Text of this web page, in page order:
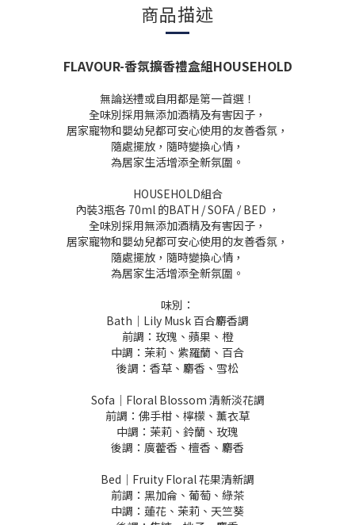
商品描述
FLAVOUR-香氛擴香禮盒組HOUSEHOLD
無論送禮或自用都是第一首選！
全味別採用無添加酒精及有害因子，
居家寵物和嬰幼兒都可安心使用的友善香氛，
隨處擺放，隨時變換心情，
為居家生活增添全新氛圍。
HOUSEHOLD組合
內裝3瓶各 70ml 的BATH / SOFA / BED ，
全味別採用無添加酒精及有害因子，
居家寵物和嬰幼兒都可安心使用的友善香氛，
隨處擺放，隨時變換心情，
為居家生活增添全新氛圍。
味別：
Bath｜Lily Musk 百合麝香調
前調：玫瑰、蘋果、橙
中調：茉莉、紫羅蘭、百合
後調：香草、麝香、雪松
Sofa｜Floral Blossom 清新淡花調
前調：佛手柑、檸檬、薰衣草
中調：茉莉、鈴蘭、玫瑰
後調：廣藿香、檀香、麝香
Bed｜Fruity Floral 花果清新調
前調：黑加侖、葡萄、綠茶
中調：蓮花、茉莉、天竺葵